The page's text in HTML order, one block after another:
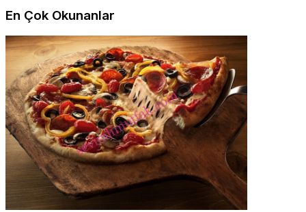
En Çok Okunanlar